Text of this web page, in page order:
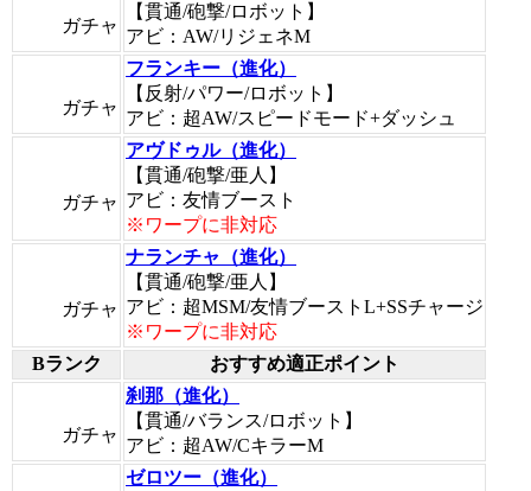
ガチャ
【貫通/砲撃/ロボット】
アビ：AW/リジェネM
ガチャ
フランキー（進化）
【反射/パワー/ロボット】
アビ：超AW/スピードモード+ダッシュ
ガチャ
アヴドゥル（進化）
【貫通/砲撃/亜人】
アビ：友情ブースト
※ワープに非対応
ガチャ
ナランチャ（進化）
【貫通/砲撃/亜人】
アビ：超MSM/友情ブーストL+SSチャージ
※ワープに非対応
Bランク
おすすめ適正ポイント
ガチャ
刹那（進化）
【貫通/バランス/ロボット】
アビ：超AW/CキラーM
ゼロツー（進化）